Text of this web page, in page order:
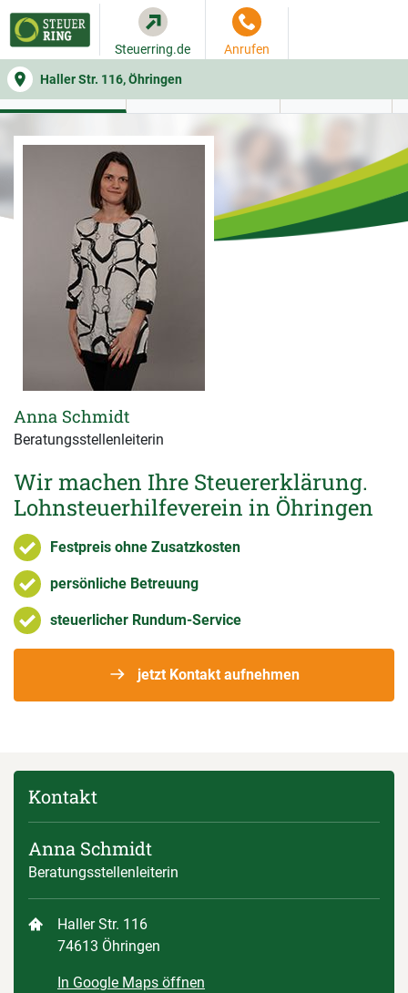
Haller Str. 116, Öhringen
Steuerring.de Anrufen
WER SIE BERÄT BEITRAGSRECHNER
Wir machen Ihre Steuererklärung.
Lohnsteuerhilfeverein in Öhringen
Festpreis ohne Zusatzkosten
persönliche Betreuung
steuerlicher Rundum-Service
jetzt Kontakt aufnehmen
Anna Schmidt
Beratungsstellenleiterin
Kontakt
Anna Schmidt
Beratungsstellenleiterin
Haller Str. 116
74613 Öhringen
In Google Maps öffnen